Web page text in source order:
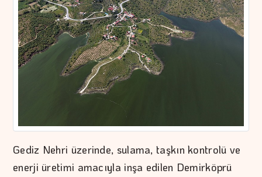
Gediz Nehri üzerinde, sulama, taşkın kontrolü ve
enerji üretimi amacıyla inşa edilen Demirköprü